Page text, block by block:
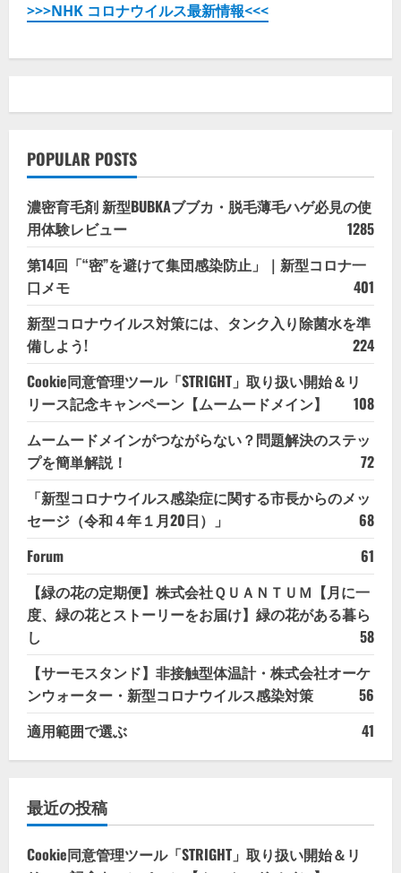
>>>NHK コロナウイルス最新情報<<<
POPULAR POSTS
濃密育毛剤 新型BUBKAブブカ・脱毛薄毛ハゲ必見の使
用体験レビュー
1285
第14回「“密”を避けて集団感染防止」｜新型コロナ一
口メモ
401
新型コロナウイルス対策には、タンク入り除菌水を準
備しよう!
224
Cookie同意管理ツール「STRIGHT」取り扱い開始＆リ
リース記念キャンペーン【ムームードメイン】
108
ムームードメインがつながらない？問題解決のステッ
プを簡単解説！
72
「新型コロナウイルス感染症に関する市長からのメッ
セージ（令和４年１月20日）」
68
Forum
61
【緑の花の定期便】株式会社ＱＵＡＮＴＵＭ【月に一
度、緑の花とストーリーをお届け】緑の花がある暮ら
し
58
【サーモスタンド】非接触型体温計・株式会社オーケ
ンウォーター・新型コロナウイルス感染対策
56
適用範囲で選ぶ
41
最近の投稿
Cookie同意管理ツール「STRIGHT」取り扱い開始＆リ